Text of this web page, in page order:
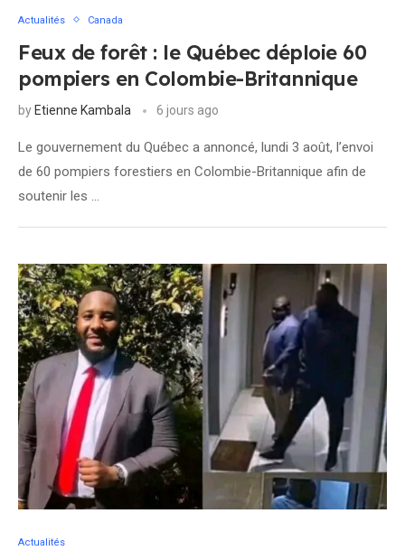
Actualités Canada
Feux de forêt : le Québec déploie 60
pompiers en Colombie-Britannique
by Etienne Kambala 6 jours ago
Le gouvernement du Québec a annoncé, lundi 3 août, l’envoi
de 60 pompiers forestiers en Colombie-Britannique afin de
soutenir les …
Actualités